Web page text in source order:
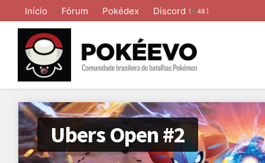
Início Fórum Pokédex Discord ( 48 )
Ubers Open #2